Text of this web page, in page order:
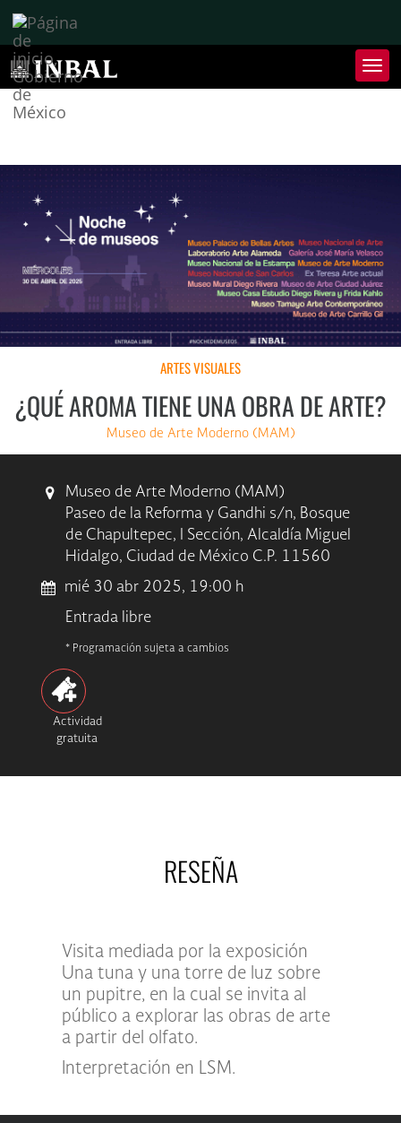
de
de
ARTES VISUALES
¿QUÉ AROMA TIENE UNA OBRA DE ARTE?
Museo de Arte Moderno (MAM)
Museo de Arte Moderno (MAM)
Paseo de la Reforma y Gandhi s/n, Bosque
de Chapultepec, I Sección, Alcaldía Miguel
Hidalgo, Ciudad de México C.P. 11560
mié 30 abr 2025, 19:00 h
Entrada libre
* Programación sujeta a cambios
Actividad
gratuita
RESEÑA
Visita mediada por la exposición
Una tuna y una torre de luz sobre
un pupitre, en la cual se invita al
público a explorar las obras de arte
a partir del olfato.
Interpretación en LSM.